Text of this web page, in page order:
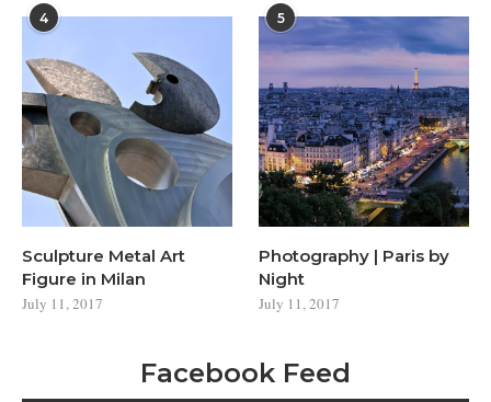
4
Sculpture Metal Art
Figure in Milan
July 11, 2017
5
Photography | Paris by
Night
July 11, 2017
Facebook Feed